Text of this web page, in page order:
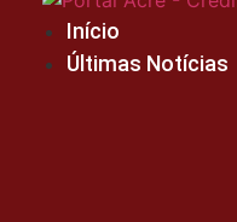
Início
Últimas Notícias